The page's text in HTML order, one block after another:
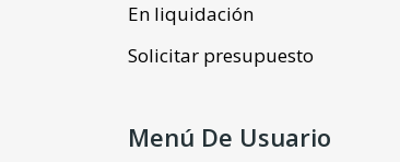
En liquidación
Solicitar presupuesto
Menú De Usuario